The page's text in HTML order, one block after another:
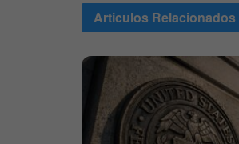
Articulos Relacionados